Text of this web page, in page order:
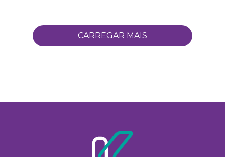
CARREGAR MAIS